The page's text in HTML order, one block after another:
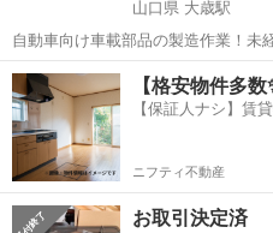
山口県 大歳駅
自動車向け車載部品の製造作業！
中！友達同士での応募OK！備品付
社負担！生活支援物資事前対応可◎
♪《山口県山口市》 人気の工...
山口 山口市 大歳駅 その他
【格安物件多
【保証人ナシ】賃
ニフティ不動産
お取引決定済